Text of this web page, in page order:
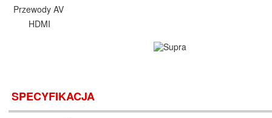
Przewody AV
HDMI
SPECYFIKACJA